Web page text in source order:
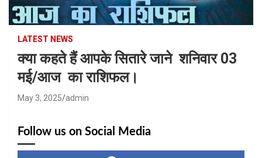
LATEST NEWS
क्या कहते हैं आपके सितारे जाने शनिवार 03
मई/आज का राशिफल।
May 3, 2025 admin
Follow us on Social Media